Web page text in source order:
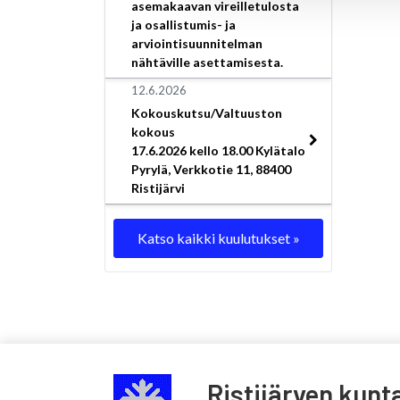
asemakaavan vireilletulosta
ja osallistumis- ja
arviointisuunnitelman
nähtäville asettamisesta.
12.6.2026
Kokouskutsu/Valtuuston
kokous
17.6.2026 kello 18.00 Kylätalo
Pyrylä, Verkkotie 11, 88400
Ristijärvi
Katso kaikki kuulutukset »